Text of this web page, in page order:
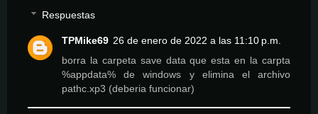
Respuestas
TPMike69 26 de enero de 2022 a las 11:10 p.m.
borra la carpeta save data que esta en la carpta
%appdata% de windows y elimina el archivo
pathc.xp3 (deberia funcionar)